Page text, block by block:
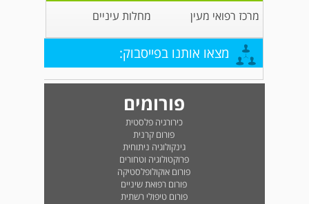
מרכז רפואי מעין מחלות עיניים
מצאו אותנו בפייסבוק:
פורומים
כירורגיה פלסטית
פורום קרנית
גינקולוגיה ניתוחית
פרוקטולוגיה וטחורים
פורום אוקולופלסטיקה
פורום רפואת שיניים
פורום טיפולי רשתית